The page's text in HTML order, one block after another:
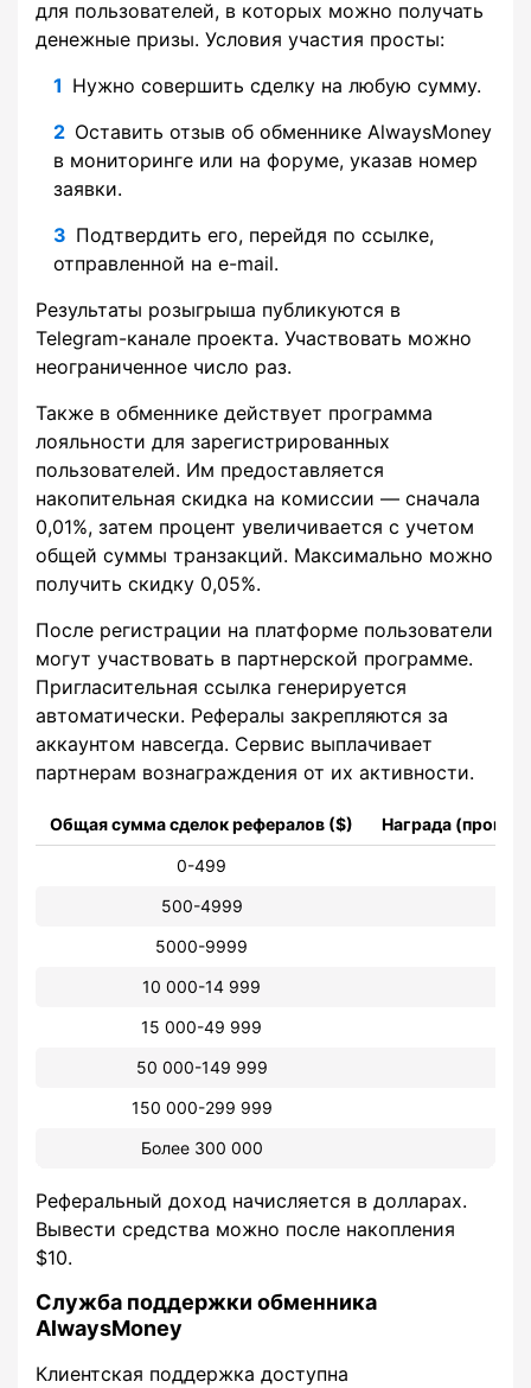
для пользователей, в которых можно получать
денежные призы. Условия участия просты:
Нужно совершить сделку на любую сумму.
Оставить отзыв об обменнике AlwaysMoney
в мониторинге или на форуме, указав номер
заявки.
Подтвердить его, перейдя по ссылке,
отправленной на e-mail.
Результаты розыгрыша публикуются в
Telegram-канале проекта. Участвовать можно
неограниченное число раз.
Также в обменнике действует программа
лояльности для зарегистрированных
пользователей. Им предоставляется
накопительная скидка на комиссии — сначала
0,01%, затем процент увеличивается с учетом
общей суммы транзакций. Максимально можно
получить скидку 0,05%.
После регистрации на платформе пользователи
могут участвовать в партнерской программе.
Пригласительная ссылка генерируется
автоматически. Рефералы закрепляются за
аккаунтом навсегда. Сервис выплачивает
партнерам вознаграждения от их активности.
Общая сумма сделок рефералов ($) Награда
0-499
500-4999
5000-9999
10 000-14 999
15 000-49 999
50 000-149 999
150 000-299 999
Более 300 000
Реферальный доход начисляется в долларах.
Вывести средства можно после накопления
$10.
Служба поддержки обменника
AlwaysMoney
Клиентская поддержка доступна